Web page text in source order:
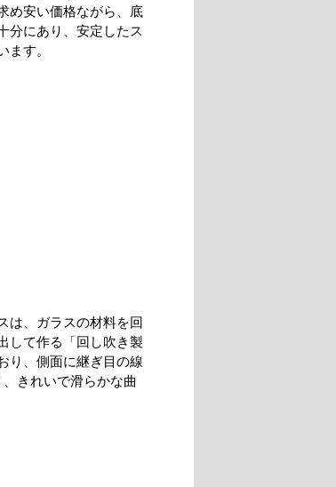
め安い価格ながら、底
分にあり、安定したス
す。
は、ガラスの材料を回
して作る「回し吹き製
り、側面に継ぎ目の線
きれいで滑らかな曲